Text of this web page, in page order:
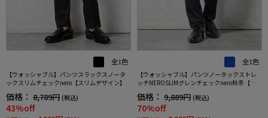
全1色
【ウォッシャブル】パンツスラックスノータ
ックスリムチェックnero【スリムデザイン】
価格： 8,789円 (税込)
43%off
全1色
【ウォッシャブル】パンツノータックストレ
ッチNEROSLIMグレンチェックnero秋冬【スリ
ムデザイン】
価格： 9,889円 (税込)
70%off